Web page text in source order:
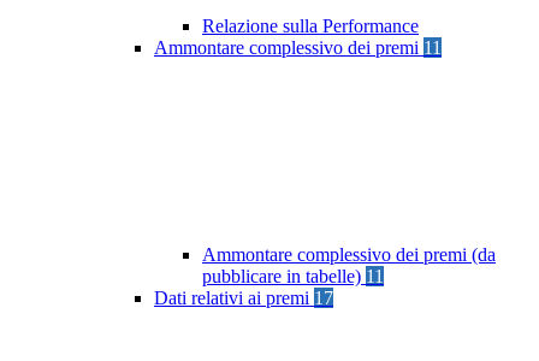
Relazione sulla Performance
Ammontare complessivo dei premi 11
Ammontare complessivo dei premi (da
pubblicare in tabelle) 11
Dati relativi ai premi 17